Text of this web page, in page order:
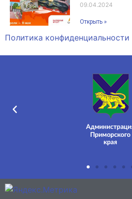
09.04.2024
Открыть »
Политика конфиденциальности